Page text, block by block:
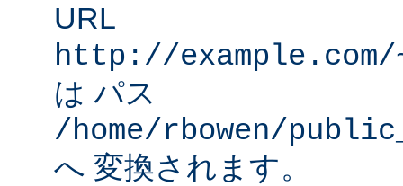
URL
http://
は パス
/home/rbowen/
へ 変換されます。